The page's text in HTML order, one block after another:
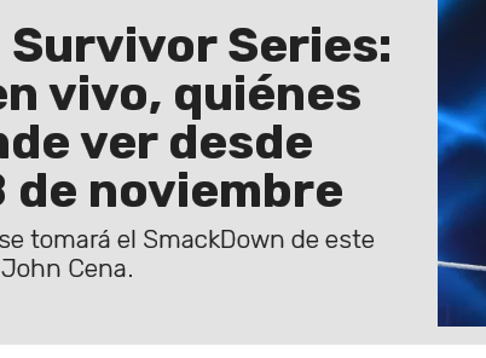
Series:
vivo, quiénes
ver desde
de noviembre
tomará el SmackDown de este
Cena.